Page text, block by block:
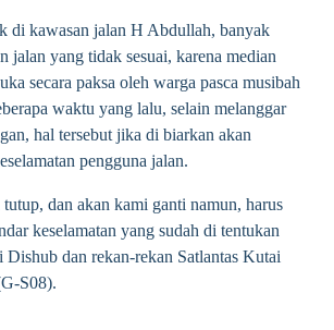
di kawasan jalan H Abdullah, banyak
jalan yang tidak sesuai, karena median
secara paksa oleh warga pasca musibah
waktu yang lalu, selain melanggar
hal tersebut jika di biarkan akan
pengguna jalan.
dan akan kami ganti namun, harus
keselamatan yang sudah di tentukan
dan rekan-rekan Satlantas Kutai
S08).